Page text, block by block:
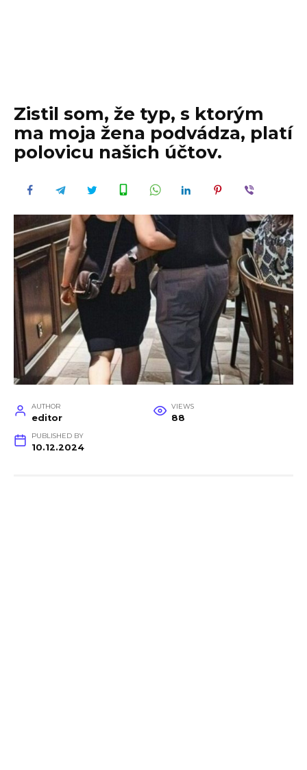
Zistil som, že typ, s ktorým
ma moja žena podvádza, platí
polovicu našich účtov.
AUTHOR
editor
VIEWS
88
PUBLISHED BY
10.12.2024